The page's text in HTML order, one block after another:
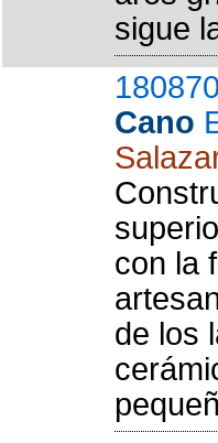
sigue
Cano
con la
de los